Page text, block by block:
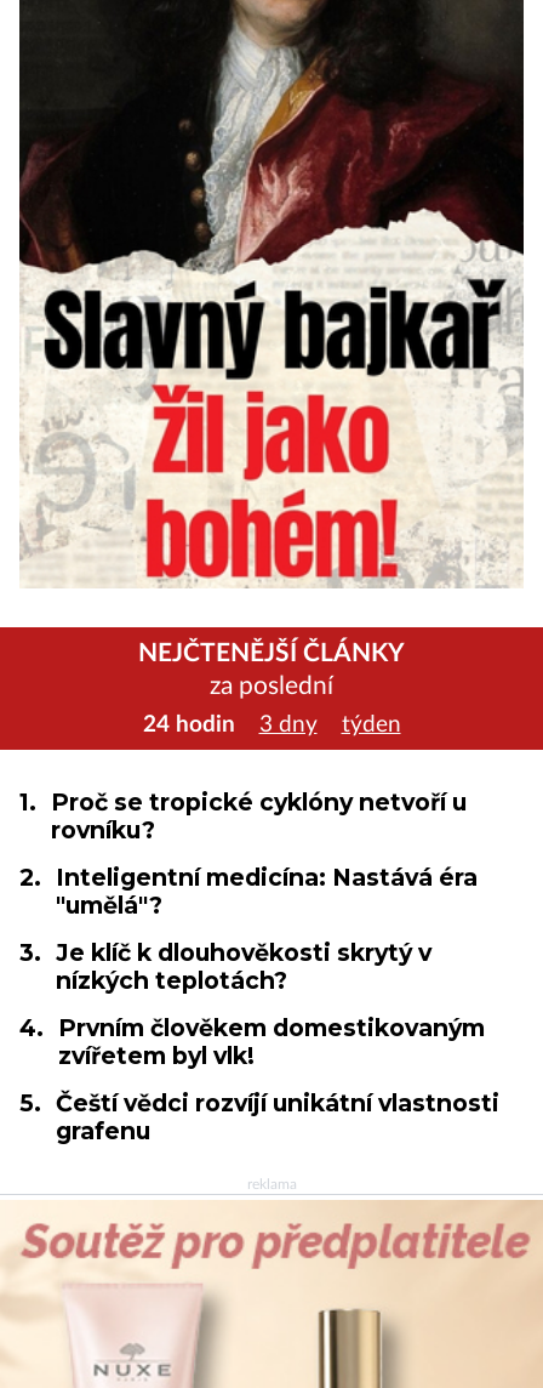
NEJČTENĚJŠÍ ČLÁNKY
za poslední
24 hodin 3 dny týden
1.
Proč se tropické cyklóny netvoří u
rovníku?
2.
Inteligentní medicína: Nastává éra
"umělá"?
3. Je klíč k dlouhověkosti skrytý v
nízkých teplotách?
4.
Prvním člověkem domestikovaným
zvířetem byl vlk!
5. Čeští vědci rozvíjí unikátní vlastnosti
grafenu
reklama